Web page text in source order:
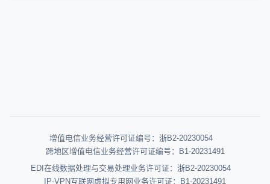
增值电信业务经营许可证编号：浙B2-20230054
跨地区增值电信业务经营许可证编号：B1-20231491
EDI在线数据处理与交易处理业务许可证：浙B2-20230054
IP-VPN互联网虚拟专用网业务许可证：B1-20231491